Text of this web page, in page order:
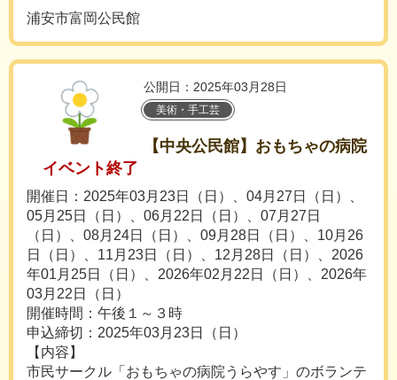
浦安市富岡公民館
公開日：2025年03月28日
美術・手工芸
【中央公民館】おもちゃの病院
イベント終了
開催日：2025年03月23日（日）、04月27日（日）、
05月25日（日）、06月22日（日）、07月27日
（日）、08月24日（日）、09月28日（日）、10月26
日（日）、11月23日（日）、12月28日（日）、2026
年01月25日（日）、2026年02月22日（日）、2026年
03月22日（日）
開催時間：午後１～３時
申込締切：2025年03月23日（日）
【内容】
市民サークル「おもちゃの病院うらやす」のボランテ